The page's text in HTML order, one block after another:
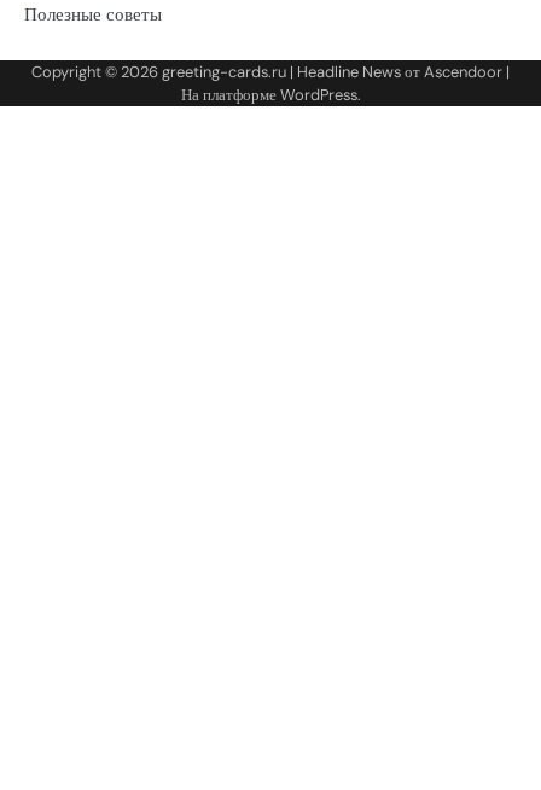
Полезные советы
Copyright © 2026greeting-cards.ru | Headline News отAscendoor |
На платформеWordPress.